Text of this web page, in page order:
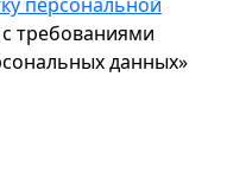
требованиями
данных»